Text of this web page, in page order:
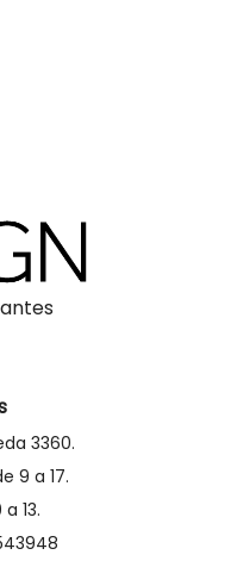
3360.
9 a 17.
13.